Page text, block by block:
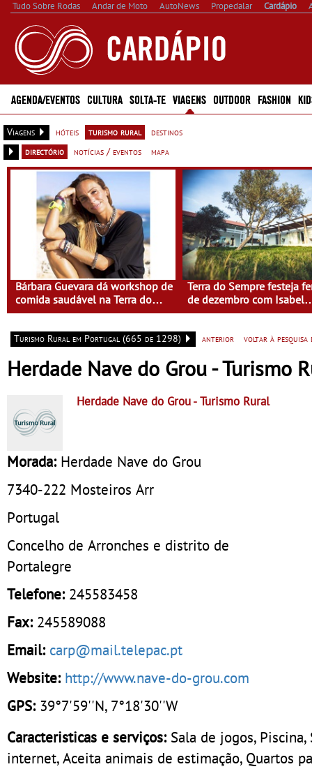
Tudo Sobre Rodas Andar de Moto AutoNews Propedalar Cardápio
AGENDA/EVENTOS CULTURA SOLTA-TE VIAGENS OUTDOOR FASHION
Viagens hóteis turismo rural
destinos
directório
notícias / eventos mapa
Bárbara Guevara dá workshop de
comida saudável na Terra do
Sempre
Terra do Sempre festeja
de dezembro com Isabel
Saldanha
Turismo Rural em Portugal (665 de 1298) anterior voltar à
Herdade Nave do Grou - Turismo
Herdade Nave do Grou- Turismo Rural
Morada: Herdade Nave do Grou
7340-222 Mosteiros Arr
Portugal
Concelho de Arronches e distrito de
Portalegre
Telefone: 245583458
Fax: 245589088
Email: carp@mail.telepac.pt
Website: http://www.nave-do-grou.com
GPS:39°7'59''N, 7°18'30''W
Caracteristicas e serviços: Sala de jogos,
internet, Aceita animais de estimação, Quartos